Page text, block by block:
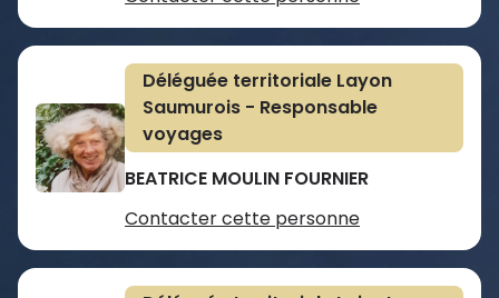
Déléguée territoriale Layon
Saumurois - Responsable
voyages
BEATRICE MOULIN FOURNIER
Contacter cette personne